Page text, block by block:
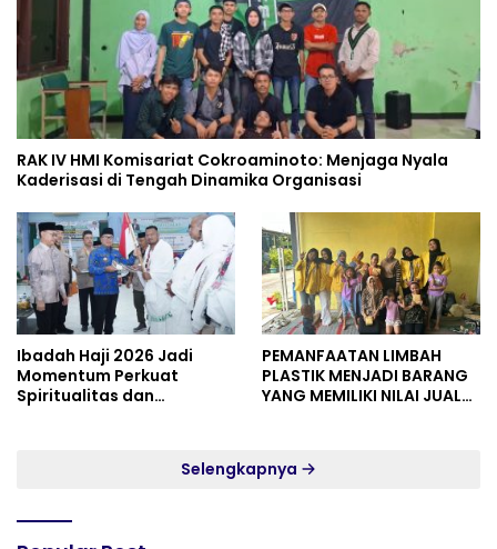
RAK IV HMI Komisariat Cokroaminoto: Menjaga Nyala
Kaderisasi di Tengah Dinamika Organisasi
Ibadah Haji 2026 Jadi
Momentum Perkuat
Spiritualitas dan
PEMANFAATAN LIMBAH
PLASTIK MENJADI BARANG
YANG MEMILIKI NILAI JUAL
Selengkapnya